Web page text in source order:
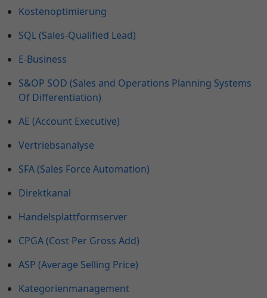
Kostenoptimierung
SQL (Sales-Qualified Lead)
E-Business
S&OP SOD (Sales and Operations Planning Systems
Of Differentiation)
AE (Account Executive)
Vertriebsanalyse
SFA (Sales Force Automation)
Direktkanal
Handelsplattformserver
CPGA (Cost Per Gross Add)
ASP (Average Selling Price)
Kategorienmanagement